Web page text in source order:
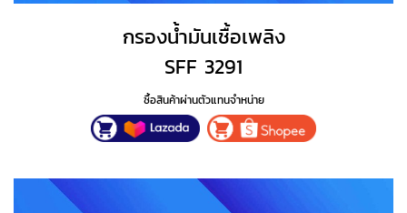
กรองน้ำมันเชื้อเพลิง
SFF 3291
ซื้อสินค้าผ่านตัวแทนจำหน่าย